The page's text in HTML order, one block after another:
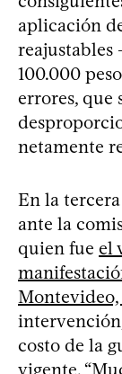
aplicación
reajustables
100.000
errores, que
netamente
En la
ante la
quien fue el
Montevideo,
costo de la
vigente.